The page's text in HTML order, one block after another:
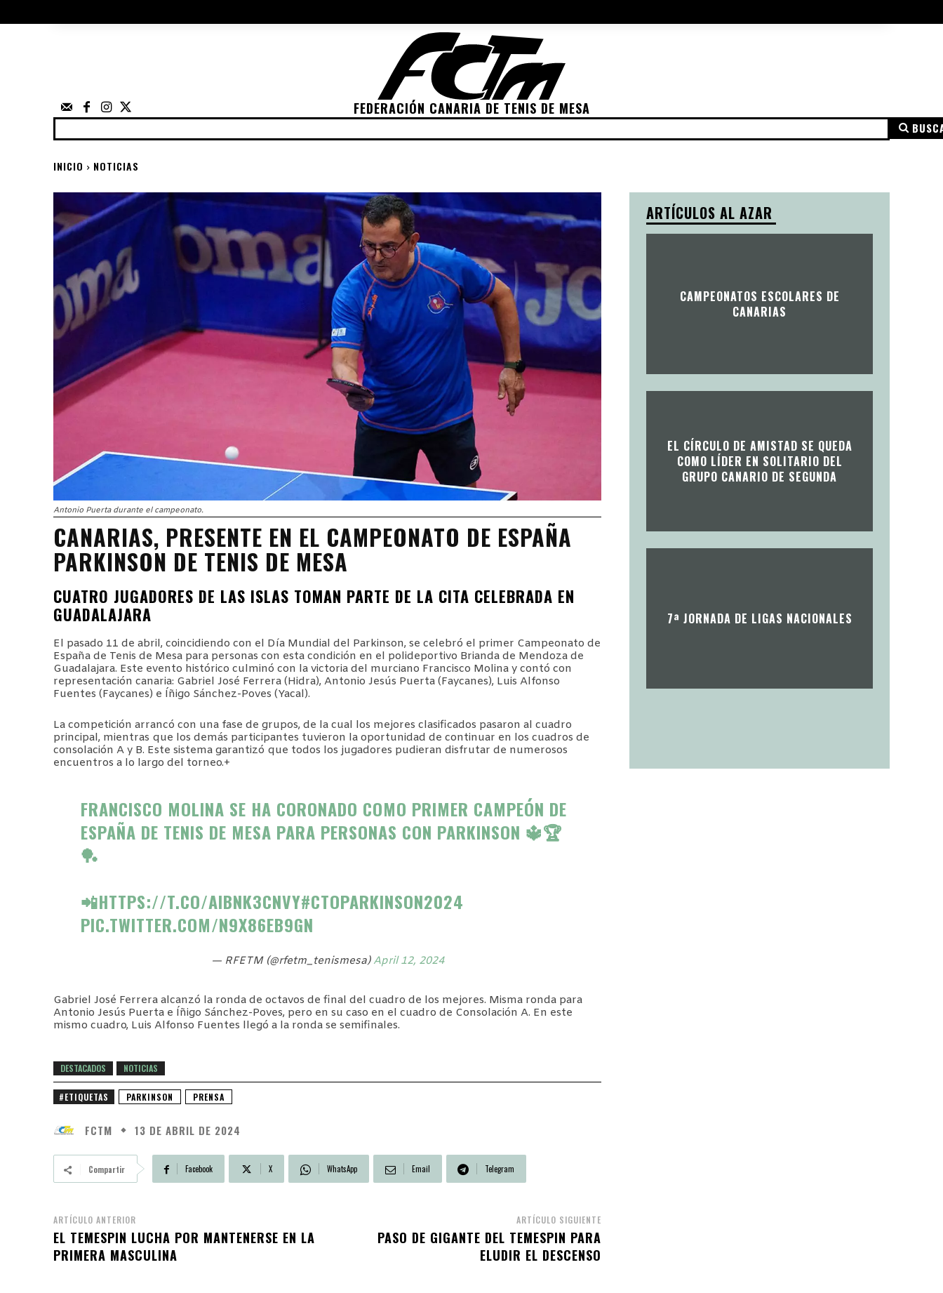
FEDERACIÓN CANARIA DE TENIS DE MESA
POLÍTICA DE PRIVACIDAD
INICIO NOTICIAS
Antonio Puerta durante el campeonato.
CANARIAS, PRESENTE EN EL CAMPEONATO DE ESPAÑA
PARKINSON DE TENIS DE MESA
CUATRO JUGADORES DE LAS ISLAS TOMAN PARTE DE LA CITA CELEBRADA EN
GUADALAJARA
El pasado 11 de abril, coincidiendo con el Día Mundial del Parkinson, se celebró el primer Campeonato de
España de Tenis de Mesa para personas con esta condición en el polideportivo Brianda de Mendoza de
Guadalajara. Este evento histórico culminó con la victoria del murciano Francisco Molina y contó con
representación canaria: Gabriel José Ferrera (Hidra), Antonio Jesús Puerta (Faycanes), Luis Alfonso
Fuentes (Faycanes) e Íñigo Sánchez-Poves (Yacal).
La competición arrancó con una fase de grupos, de la cual los mejores clasificados pasaron al cuadro
principal, mientras que los demás participantes tuvieron la oportunidad de continuar en los cuadros de
consolación A y B. Este sistema garantizó que todos los jugadores pudieran disfrutar de numerosos
encuentros a lo largo del torneo.+
FRANCISCO MOLINA SE HA CORONADO COMO PRIMER CAMPEÓN DE
ESPAÑA DE TENIS DE MESA PARA PERSONAS CON PARKINSON 🔱🏆
🏓
📲HTTPS://T.CO/AIBNK3CNVY#CTOPARKINSON2024
PIC.TWITTER.COM/N9X86EB9GN
— RFETM (@rfetm_tenismesa) April 12, 2024
Gabriel José Ferrera alcanzó la ronda de octavos de final del cuadro de los mejores. Misma ronda para
Antonio Jesús Puerta e Íñigo Sánchez-Poves, pero en su caso en el cuadro de Consolación A. En este
mismo cuadro, Luis Alfonso Fuentes llegó a la ronda se semifinales.
DESTACADOS NOTICIAS
#ETIQUETAS PARKINSON PRENSA
FCTM 13 DE ABRIL DE 2024
Compartir Facebook X WhatsApp Email Telegram
ARTÍCULO ANTERIOR
EL TEMESPIN LUCHA POR MANTENERSE EN LA
PRIMERA MASCULINA
ARTÍCULO SIGUIENTE
PASO DE GIGANTE DEL TEMESPIN PARA
ELUDIR EL DESCENSO
ARTÍCULOS AL AZAR
CAMPEONATOS ESCOLARES DE
CANARIAS
EL CÍRCULO DE AMISTAD SE QUEDA
COMO LÍDER EN SOLITARIO DEL
GRUPO CANARIO DE SEGUNDA
7ª JORNADA DE LIGAS NACIONALES